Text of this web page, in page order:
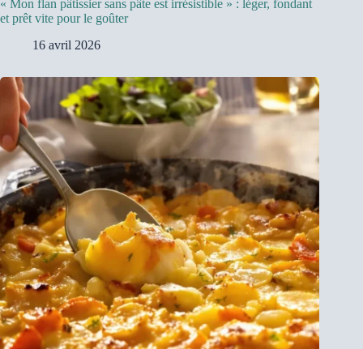
« Mon flan pâtissier sans pâte est irrésistible » : léger, fondant
et prêt vite pour le goûter
16 avril 2026